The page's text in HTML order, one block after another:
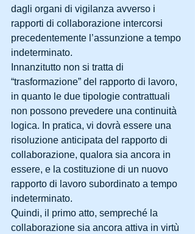
dagli organi di vigilanza avverso i
rapporti di collaborazione intercorsi
precedentemente l’assunzione a tempo
indeterminato.
Innanzitutto non si tratta di
“trasformazione” del rapporto di lavoro,
in quanto le due tipologie contrattuali
non possono prevedere una continuità
logica. In pratica, vi dovrà essere una
risoluzione anticipata del rapporto di
collaborazione, qualora sia ancora in
essere, e la costituzione di un nuovo
rapporto di lavoro subordinato a tempo
indeterminato.
Quindi, il primo atto, sempreché la
collaborazione sia ancora attiva in virtù